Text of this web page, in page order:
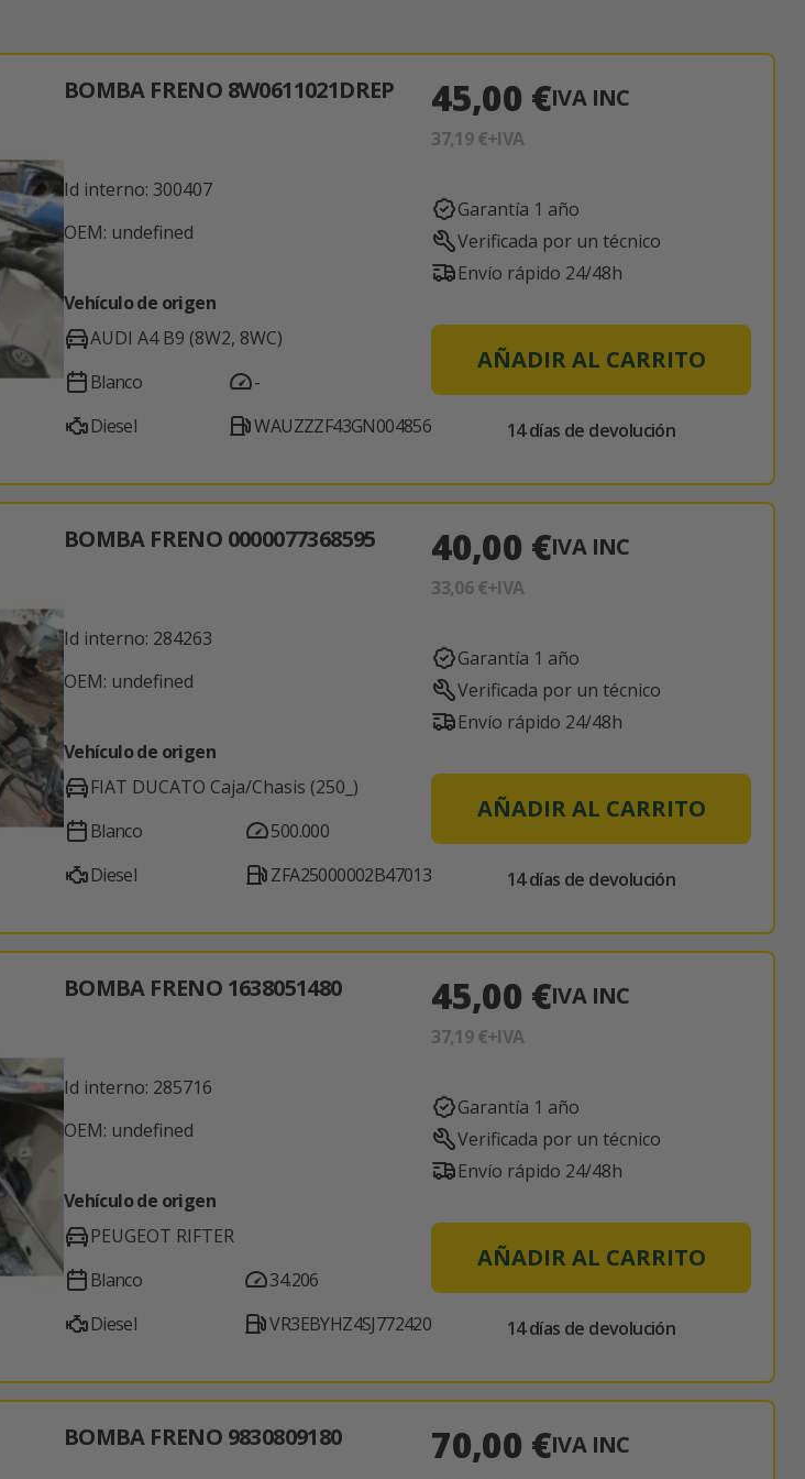
BOMBA FRENO 8W0611021DREP
Id interno: 300407
OEM: undefined
Vehículo de origen
AUDI A4 B9 (8W2, 8WC)
Blanco
Diesel
-
WAUZZZF43GN004856
45,00 €IVA INC
37,19 €+IVA
Garantía 1 año
Verificada por un técnico
Envío rápido 24/48h
AÑADIR AL CARRITO
14 días de devolución
BOMBA FRENO 0000077368595
Id interno: 284263
OEM: undefined
Vehículo de origen
FIAT DUCATO Caja/Chasis (250_)
Blanco
Diesel
500.000
ZFA25000002B47013
40,00 €IVA INC
33,06 €+IVA
Garantía 1 año
Verificada por un técnico
Envío rápido 24/48h
AÑADIR AL CARRITO
14 días de devolución
BOMBA FRENO 1638051480
Id interno: 285716
OEM: undefined
Vehículo de origen
PEUGEOT RIFTER
Blanco
Diesel
34.206
VR3EBYHZ4SJ772420
45,00 €IVA INC
37,19 €+IVA
Garantía 1 año
Verificada por un técnico
Envío rápido 24/48h
AÑADIR AL CARRITO
14 días de devolución
BOMBA FRENO 9830809180 70,00 €IVA INC